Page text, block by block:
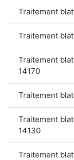
Traitement
Traitement
Traitement
14170
Traitement
Traitement
14130
Traitement